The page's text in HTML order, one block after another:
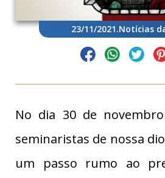
23/11/2021.Notícias
No dia 30 de
seminaristas de nossa
um passo rumo ao